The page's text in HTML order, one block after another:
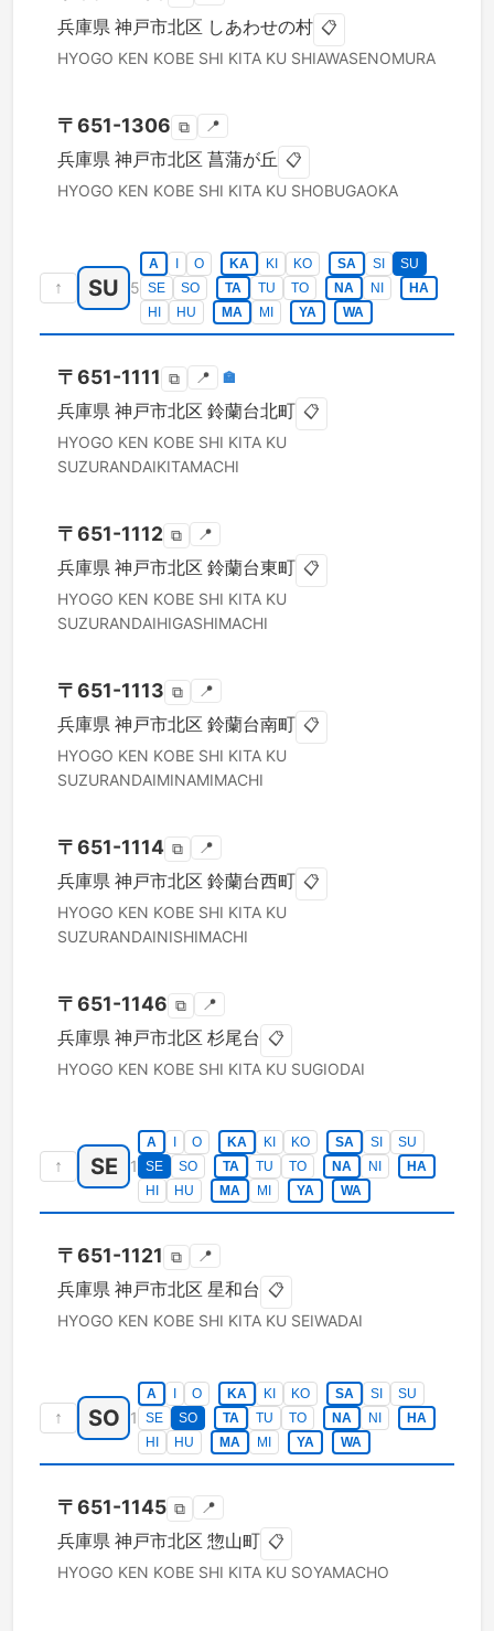
兵庫県 神戸市北区 しあわせの村 📋
HYOGO KEN KOBE SHI KITA KU SHIAWASENOMURA
〒651-1306 ⧉ 📍
兵庫県 神戸市北区 菖蒲が丘 📋
HYOGO KEN KOBE SHI KITA KU SHOBUGAOKA
↑ SU 5
A O KA KI KO SA SI
SU
SE
SO TA TU TO NA NI
HA
HI
HU MA MI YA WA
〒651-1111 ⧉ 📍 🏣
兵庫県 神戸市北区 鈴蘭台北町 📋
HYOGO KEN KOBE SHI KITA KU
SUZURANDAIKITAMACHI
〒651-1112 ⧉ 📍
兵庫県 神戸市北区 鈴蘭台東町 📋
HYOGO KEN KOBE SHI KITA KU
SUZURANDAIHIGASHIMACHI
〒651-1113 ⧉ 📍
兵庫県 神戸市北区 鈴蘭台南町 📋
HYOGO KEN KOBE SHI KITA KU
SUZURANDAIMINAMIMACHI
〒651-1114 ⧉ 📍
兵庫県 神戸市北区 鈴蘭台西町 📋
HYOGO KEN KOBE SHI KITA KU
SUZURANDAINISHIMACHI
〒651-1146 ⧉ 📍
兵庫県 神戸市北区 杉尾台 📋
HYOGO KEN KOBE SHI KITA KU SUGIODAI
↑ SE 1
A O KA KI KO SA SI
SU
SE
SO TA TU TO NA NI
HA
HI
HU MA MI YA WA
〒651-1121 ⧉ 📍
兵庫県 神戸市北区 星和台 📋
HYOGO KEN KOBE SHI KITA KU SEIWADAI
↑ SO 1
A O KA KI KO SA SI
SU
SE
SO TA TU TO NA NI
HA
HI
HU MA MI YA WA
〒651-1145 ⧉ 📍
兵庫県 神戸市北区 惣山町 📋
HYOGO KEN KOBE SHI KITA KU SOYAMACHO